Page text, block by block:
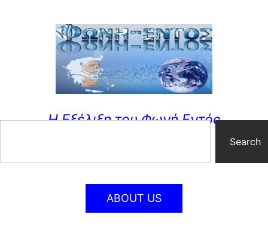
Η Εξέλιξη του Φωνή Εντός
Search
ABOUT US